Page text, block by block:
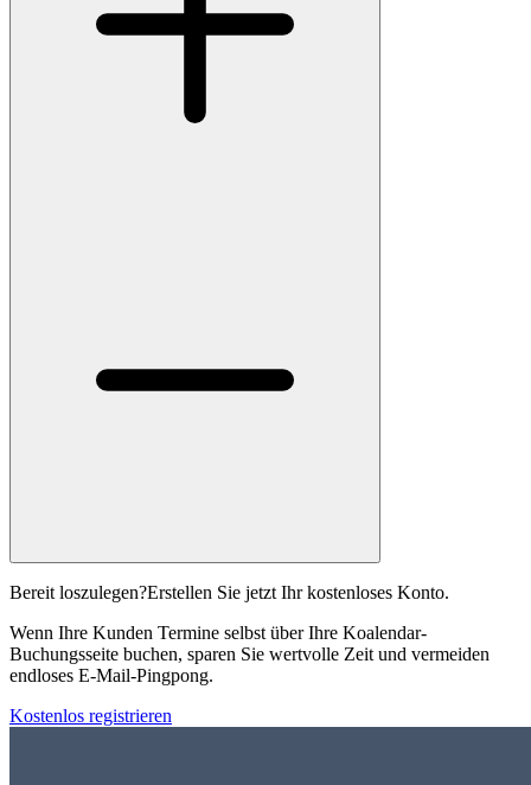
Bereit loszulegen?Erstellen Sie jetzt Ihr kostenloses Konto.
Wenn Ihre Kunden Termine selbst über Ihre Koalendar-
Buchungsseite buchen, sparen Sie wertvolle Zeit und vermeiden
endloses E-Mail-Pingpong.
Kostenlos registrieren